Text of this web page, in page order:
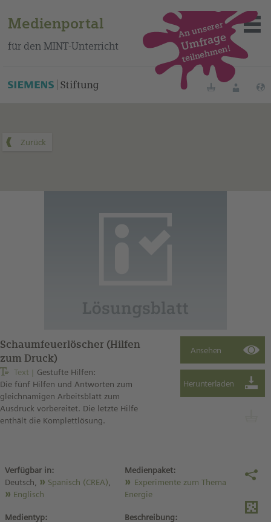
Medienportal
für den MINT-Unterricht
Über das Portal
Merklisten
An unserer
Umfrage
teilnehmen!
Schaumfeuerlöscher (Hilfen
zum Druck)
Text
Gestufte Hilfen:
Die fünf Hilfen und Antworten zum
gleichnamigen Arbeitsblatt zum
Ausdruck vorbereitet. Die letzte Hilfe
enthält die Komplettlösung.
Verfügbar in:
Deutsch,
Spanisch (CREA)
Englisch
Medientyp:
Medienpaket:
Experimente zum Thema
Energie
Beschreibung:
Dieses Medium finden Sie auf unserem spanischen